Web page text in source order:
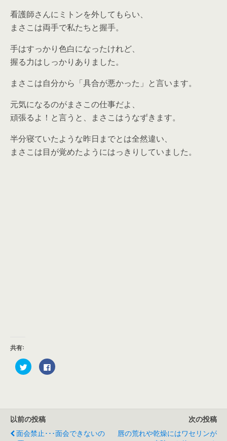
看護師さんにミトンを外してもらい、
まさこは両手で私たちと握手。
手はすっかり色白になったけれど、
握る力はしっかりありました。
まさこは自分から「具合が悪かった」と言います。
元気になるのがまさこの仕事だよ、
頑張るよ！と言うと、まさこはうなずきます。
半分寝ていたような昨日までとは全然違い、
まさこは目が覚めたようにはっきりしていました。
共有:
ク
リ
t
e
r
F
a
す
る
以前の投稿
面会禁止･･･面会できないの
次の投稿
唇の荒れや乾燥にはワセリンが